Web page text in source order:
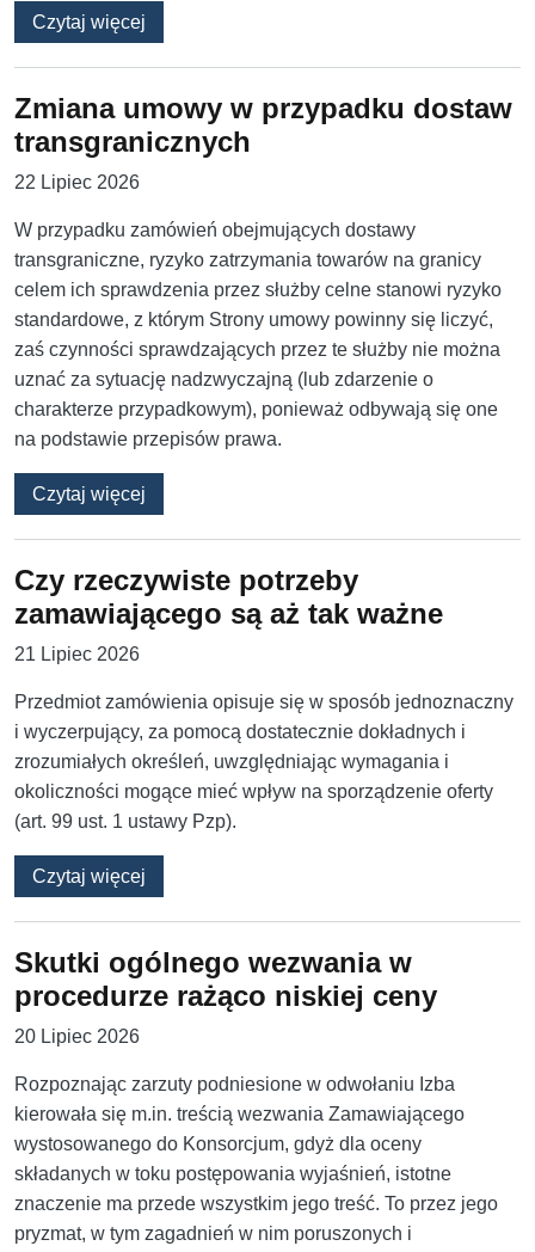
Czytaj więcej
Zmiana umowy w przypadku dostaw
transgranicznych
22 Lipiec 2026
W przypadku zamówień obejmujących dostawy
transgraniczne, ryzyko zatrzymania towarów na granicy
celem ich sprawdzenia przez służby celne stanowi ryzyko
standardowe, z którym Strony umowy powinny się liczyć,
zaś czynności sprawdzających przez te służby nie można
uznać za sytuację nadzwyczajną (lub zdarzenie o
charakterze przypadkowym), ponieważ odbywają się one
na podstawie przepisów prawa.
Czytaj więcej
Czy rzeczywiste potrzeby
zamawiającego są aż tak ważne
21 Lipiec 2026
Przedmiot zamówienia opisuje się w sposób jednoznaczny
i wyczerpujący, za pomocą dostatecznie dokładnych i
zrozumiałych określeń, uwzględniając wymagania i
okoliczności mogące mieć wpływ na sporządzenie oferty
(art. 99 ust. 1 ustawy Pzp).
Czytaj więcej
Skutki ogólnego wezwania w
procedurze rażąco niskiej ceny
20 Lipiec 2026
Rozpoznając zarzuty podniesione w odwołaniu Izba
kierowała się m.in. treścią wezwania Zamawiającego
wystosowanego do Konsorcjum, gdyż dla oceny
składanych w toku postępowania wyjaśnień, istotne
znaczenie ma przede wszystkim jego treść. To przez jego
pryzmat, w tym zagadnień w nim poruszonych i